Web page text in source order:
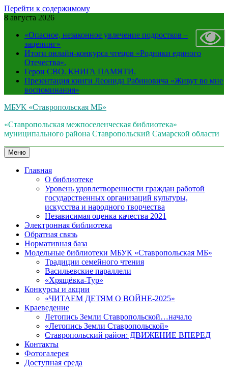
Перейти к содержимому
8 августа 2026
«Опасное, незаконное увлечение подростков –
зацепинг»
Итоги онлайн-конкурса чтецов «Родники единого
Отечества».
Герои СВО. КНИГА ПАМЯТИ.
Презентация книги Леонида Рабиновича «Живут во мне
воспоминания»
МБУК «Ставропольская МБ»
«Ставропольская межпоселенческая библиотека»
муниципального района Ставропольский Самарской области
Меню
Главная
О библиотеке
Уровень удовлетворенности граждан работой
государственных организаций культуры,
искусства и народного творчества
Независимая оценка качества 2021
Электронная библиотека
Обратная связь
Нормативная база
Модельные библиотеки МБУК «Ставропольская МБ»
Традиции семейного чтения
Васильевские параллели
«Хрящёвка-Тур»
Конкурсы и акции
«ЧИТАЕМ ДЕТЯМ О ВОЙНЕ-2025»
Краеведение
Летопись Земли Ставропольской…начало
«Летопись Земли Ставропольской»
Ставропольский район: ДВИЖЕНИЕ ВПЕРЕД
Контакты
Фотогалерея
Доступная среда